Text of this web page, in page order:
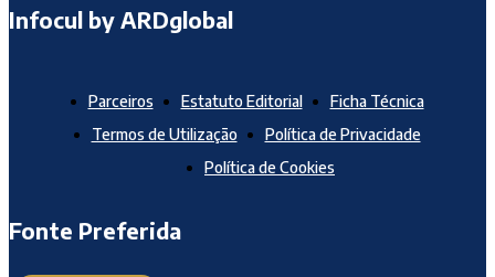
Infocul by ARDglobal
Parceiros Estatuto Editorial
Ficha Técnica
Termos de Utilização
Política de Privacidade
Política de Cookies
Fonte Preferida